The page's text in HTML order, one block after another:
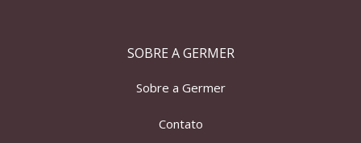
SOBRE A GERMER
Sobre a Germer
Contato